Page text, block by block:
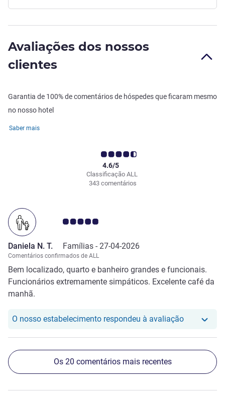
Avaliações dos nossos
clientes
Garantia de 100% de comentários de hóspedes que ficaram mesmo
no nosso hotel
Saber mais
Classificação ALL
4.6/5
343 comentários
Nota clientes Avis 5.0/5
Daniela N. T. Famílias - 27-04-2026
Comentários confirmados de ALL
Bem localizado, quarto e banheiro grandes e funcionais.
Funcionários extremamente simpáticos. Excelente café da
manhã.
O nosso estabelecimento respondeu à avaliaçãoO nosso
Os 20 comentários mais recentes